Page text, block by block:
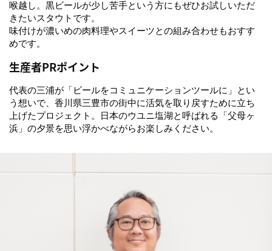
喉越し。黒ビールが少し苦手という方にもぜひお試しいただ
きたいスタウトです。
味付けが濃いめの肉料理やスイーツとの組み合わせもおすす
めです。
生産者PRポイント
代表の三浦が「ビールをコミュニケーションツールに」とい
う想いで、香川県三豊市の街中に活気を取り戻すために立ち
上げたプロジェクト。日本のウユニ塩湖と呼ばれる「父母ヶ
浜」の夕景を思い浮かべながらお楽しみください。